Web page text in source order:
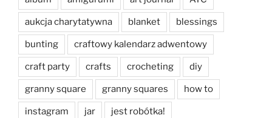
aukcja charytatywna blanket blessings
bunting craftowy kalendarz adwentowy
craft party crafts crocheting diy
granny square granny squares how to
instagram jar jest robótka!